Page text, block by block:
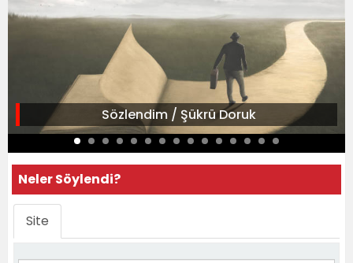
Sözlendim / Şükrü Doruk
Neler Söylendi?
Site